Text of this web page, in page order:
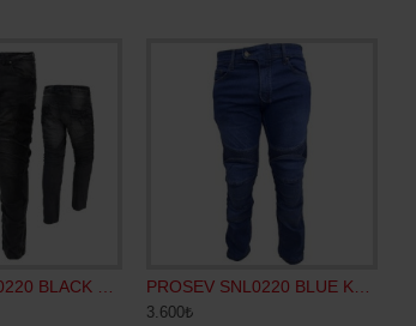
SHARK OXO SPEED-TECH ÇENE AÇILIR KASK VEXO HURRICANE YAĞMURLUK SİYAH
3.500₺
PROSEV SNL0220 BLACK KEVLAR KOT PROSEV SNL0220 BLUE KEVLAR KOT
3.600₺